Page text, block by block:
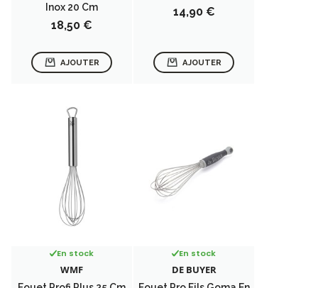
Inox 20 Cm
Prix
18,50 €
AJOUTER
Prix
14,90 €
AJOUTER
En stock
WMF
En stock
DE BUYER